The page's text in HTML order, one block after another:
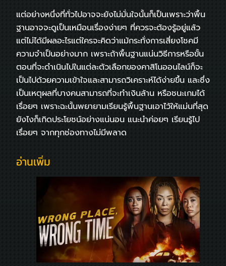
แต่อย่างหนึ่งที่ทั่วไปอาจจะยังไม่มั่นใจนั้นก็เป็นเพราะว่าพื้น
ฐานอาจจะดูเป็นเหมือนเรื่องง่ายๆ ที่ควรจะต้องรู้อยู่แล้ว
แต่ไม่ได้มีผลอะไรแต่ใครจะคิดว่าแม้กระทั่งการเสี่ยงโชคมี
ความจำเป็นอย่างมาก เพราะถ้าพื้นฐานแน่นวิธีการหรือขั้น
ตอนที่จะดำเนินไปในแต่ละตัวเลือกของคาสิโนออนไลน์ก็จะ
เป็นไปด้วยความเข้าใจและสามารถวิเคราะห์ได้ง่ายขึ้น และซึ่ง
เป็นเหตุผลที่บางคนสามารถที่จะทำเงินล้าน หรือชนะเกมได้
เรื่อยๆ เพราะฉะนั้นพยายามเรียนรู้พื้นฐานเอาไว้ให้แม่นที่สุด
ยังไงก็เกิดประโยชน์อย่างแน่นอน แนะนำค่อยๆ เรียนรู้ไป
เรื่อยๆ จากทุกช่องทางไม่มีพลาด
อ่านเพิ่ม